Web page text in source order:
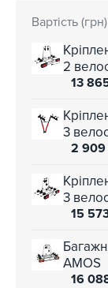
Вартість (грн)
2
13
3
2 909
3
15
AMOS
16